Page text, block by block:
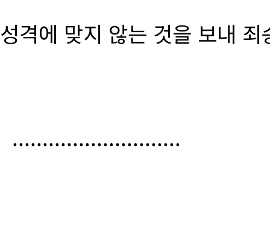
성격에 맞지 않는 것을 보내
............................